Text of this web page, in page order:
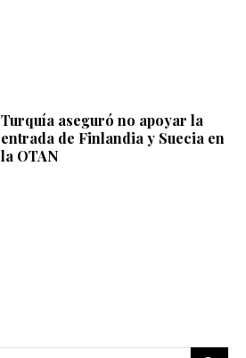
Turquía aseguró no apoyar la
entrada de Finlandia y Suecia en
la OTAN